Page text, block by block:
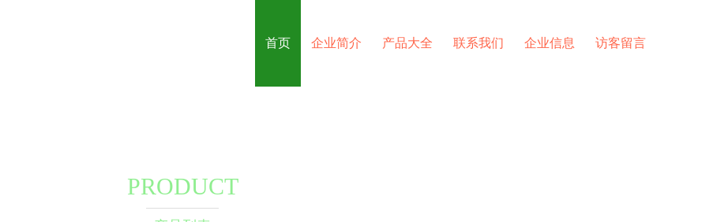
首页 企业简介 产品大全 联系我们 企业信息 访客留言
PRODUCT